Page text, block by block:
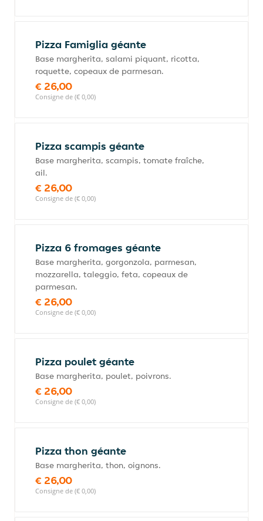
Pizza Famiglia géante
Base margherita, salami piquant, ricotta,
roquette, copeaux de parmesan.
€ 26,00
Consigne de (€ 0,00)
Pizza scampis géante
Base margherita, scampis, tomate fraîche,
ail.
€ 26,00
Consigne de (€ 0,00)
Pizza 6 fromages géante
Base margherita, gorgonzola, parmesan,
mozzarella, taleggio, feta, copeaux de
parmesan.
€ 26,00
Consigne de (€ 0,00)
Pizza poulet géante
Base margherita, poulet, poivrons.
€ 26,00
Consigne de (€ 0,00)
Pizza thon géante
Base margherita, thon, oignons.
€ 26,00
Consigne de (€ 0,00)